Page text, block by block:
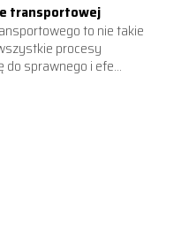
transportowej
to nie takie
procesy
sprawnego i efe...